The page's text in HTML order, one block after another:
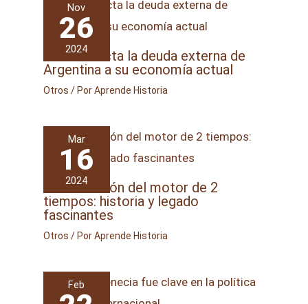
Nov
26
2024
Cómo afecta la deuda externa de
Argentina a su economía actual
Otros / PorAprende Historia
Mar
16
2024
La revolución del motor de 2
tiempos: historia y legado
fascinantes
Otros / PorAprende Historia
Feb